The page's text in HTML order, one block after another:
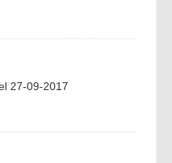
27-09-2017